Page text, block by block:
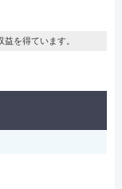
を得ています。